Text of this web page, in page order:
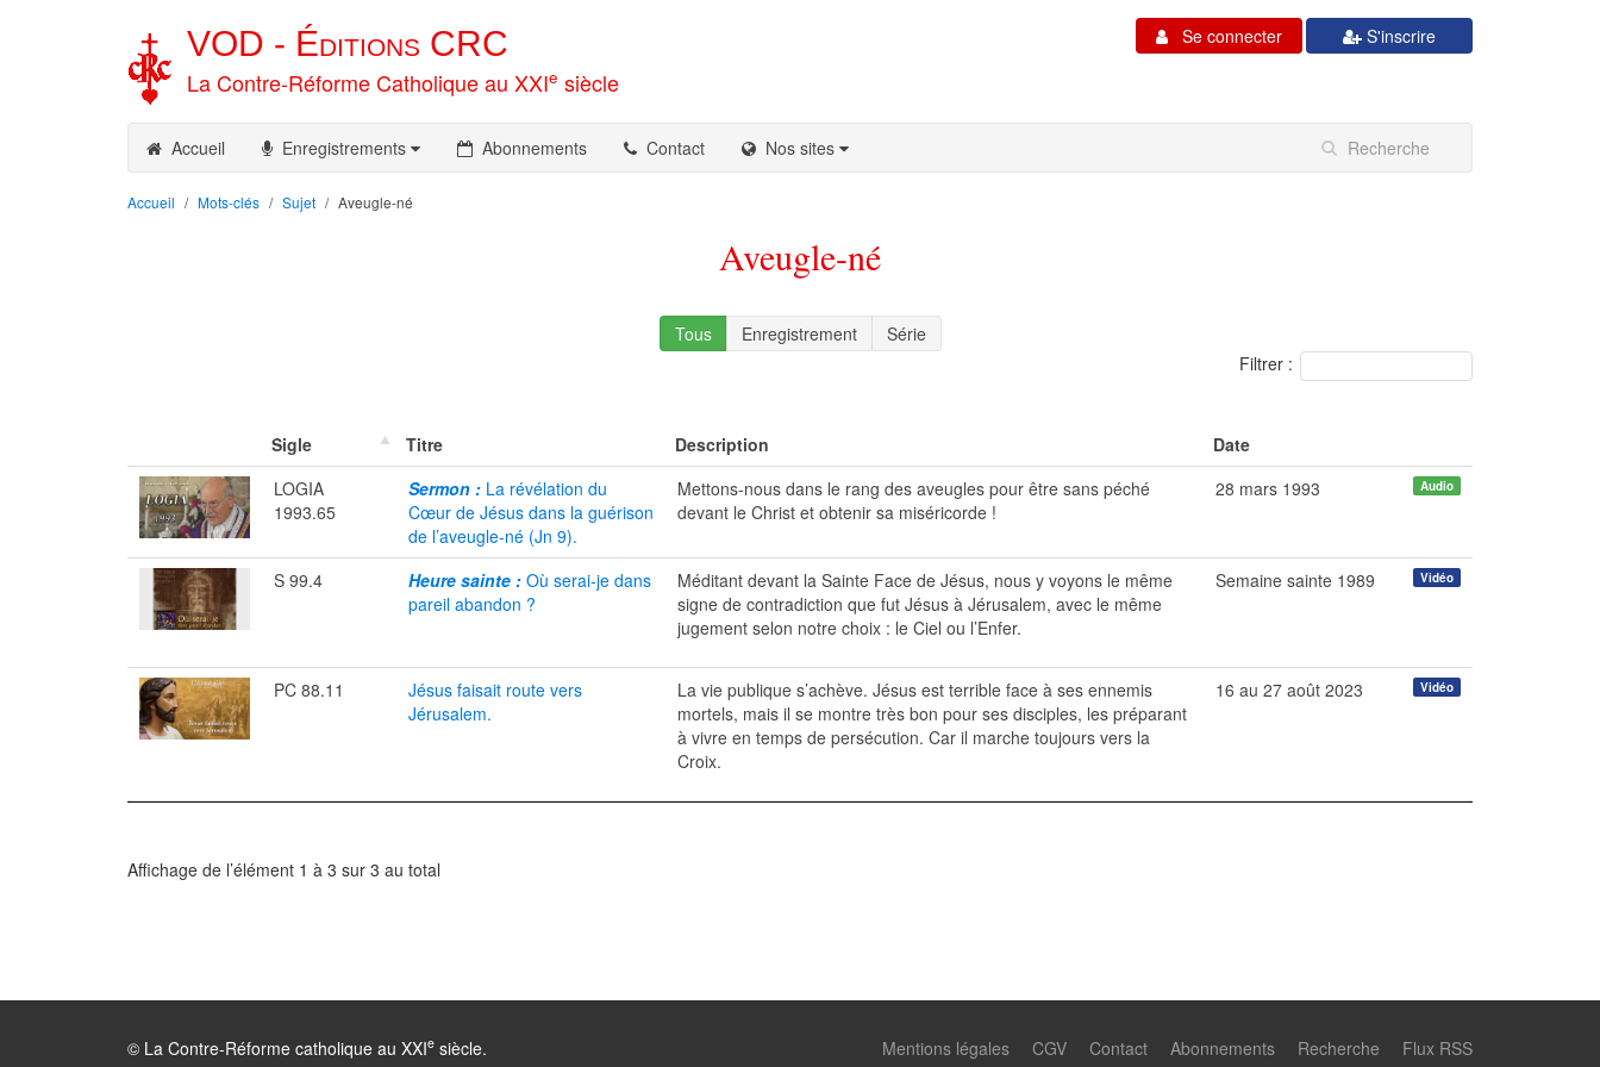
VOD - Éditions CRC
La Contre-Réforme Catholique au XXIe siècle
S'inscrire
Se connecter
Accueil Enregistrements Abonnements Contact Nos sites
Accueil Mots-clés Sujet Aveugle-né
Aveugle-né
Tous Enregistrement
Série
Filtrer :
Sigle Titre Description
Date
LOGIA
1993.65
Sermon : La révélation du
Cœur de Jésus dans la guérison
de l’aveugle-né (Jn 9).
Mettons-nous dans le rang des aveugles pour être sans péché
devant le Christ et obtenir sa miséricorde !
Audio
28 mars 1993
S 99.4 Heure sainte : Où serai-je dans
pareil abandon ?
Méditant devant la Sainte Face de Jésus, nous y voyons le même
signe de contradiction que fut Jésus à Jérusalem, avec le même
jugement selon notre choix : le Ciel ou l’Enfer.
Vidéo
Semaine sainte 1989
PC 88.11
Jésus faisait route vers
Jérusalem.
La vie publique s’achève. Jésus est terrible face à ses ennemis
mortels, mais il se montre très bon pour ses disciples, les préparant
à vivre en temps de persécution. Car il marche toujours vers la
Croix.
Vidéo
16 au 27 août 2023
Affichage de l’élément 1 à 3 sur 3 au total
© La Contre-Réforme catholique au XXIe siècle. Mentions légales CGV Contact Abonnements Recherche Flux RSS